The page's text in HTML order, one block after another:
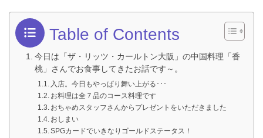
Table of Contents
今日は「ザ・リッツ・カールトン大阪」の中国料理「香
桃」さんでお食事してきたお話です～。
入店。今日もやっぱり舞い上がる･･･
お料理は全７品のコース料理です
おちゃめスタッフさんからプレゼントをいただきました
おしまい
SPGカードでいきなりゴールドステータス！